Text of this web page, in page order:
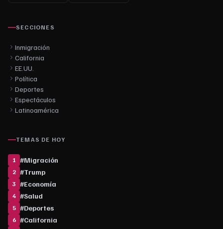
SECCIONES
Inmigración
California
EE.UU.
Política
Deportes
Espectáculos
Latinoamérica
TEMAS DE HOY
1 #Migración
2 #Trump
3 #Economía
4 #Salud
5 #Deportes
6 #California